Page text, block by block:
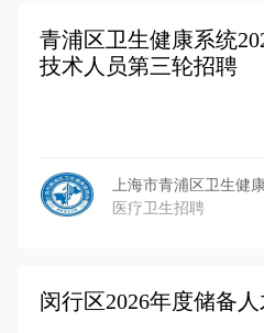
青浦区卫生健康系统
技术人员第三轮招聘
上海市青浦区卫生健
医疗卫生招聘
闵行区2026年度储备